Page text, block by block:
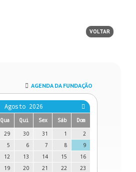
VOLTAR
AGENDA DA FUNDAÇÃO
Agosto 2026
Qua Qui Sex Sáb
Dom
29 30 31 1
2
5 6 7 8
9
12 13 14 15
16
19 20 21 22
23